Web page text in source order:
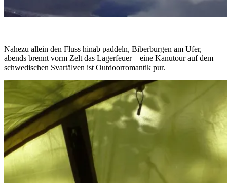
Nahezu allein den Fluss hinab paddeln, Biberburgen am Ufer,
abends brennt vorm Zelt das Lagerfeuer – eine Kanutour auf dem
schwedischen Svartälven ist Outdoorromantik pur.